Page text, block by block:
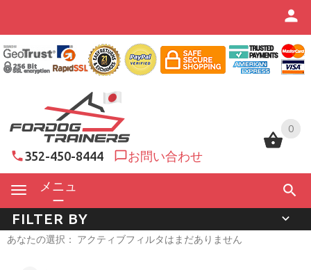
0
352-450-8444 お問い合わせ
メニュ
ー
0
FILTER BY
あなたの選択： アクティブフィルタはまだありません